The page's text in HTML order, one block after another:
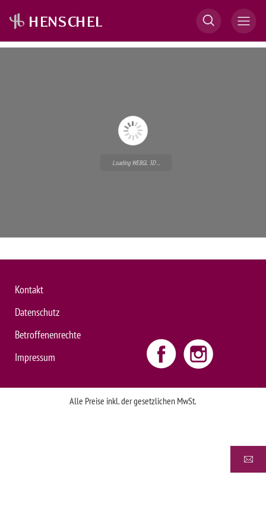
Loading WEBGL 3D ...
Kontakt
Datenschutz
Betroffenenrechte
Impressum
Alle Preise inkl. der gesetzlichen MwSt.